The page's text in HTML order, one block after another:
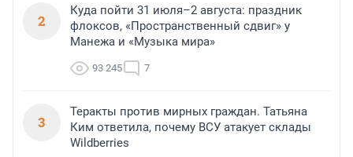
2
Куда пойти 31 июля–2 августа: праздник
флоксов, «Пространственный сдвиг» у
Манежа и «Музыка мира»
93 245 7
3
Теракты против мирных граждан. Татьяна
Ким ответила, почему ВСУ атакует склады
Wildberries